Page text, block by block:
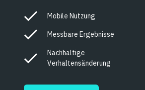
Mobile Nutzung
Messbare Ergebnisse
Nachhaltige
Verhaltensänderung